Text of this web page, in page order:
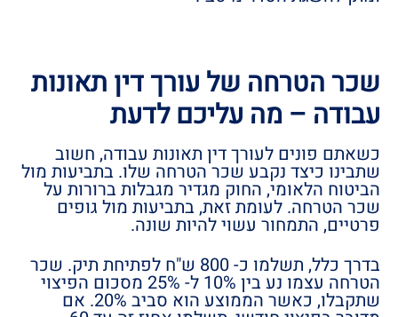
שכר הטרחה של עורך דין תאונות
עבודה – מה עליכם לדעת
כשאתם פונים לעורך דין תאונות עבודה, חשוב
שתבינו כיצד נקבע שכר הטרחה שלו. בתביעות מול
הביטוח הלאומי, החוק מגדיר מגבלות ברורות על
שכר הטרחה. לעומת זאת, בתביעות מול גופים
פרטיים, התמחור עשוי להיות שונה.
בדרך כלל, תשלמו כ- 800 ש"ח לפתיחת תיק. שכר
הטרחה עצמו נע בין 10% ל- 25% מסכום הפיצוי
שתקבלו, כאשר הממוצע הוא סביב 20%. אם